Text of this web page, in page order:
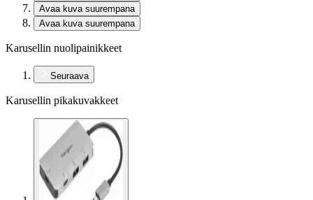
Avaa kuva suurempana
Avaa kuva suurempana
Karusellin nuolipainikkeet
Seuraava
Karusellin pikakuvakkeet